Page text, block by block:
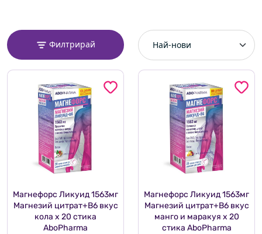
Филтрирай
Магнефорс Ликуид 1563мг
Магнезий цитрат+В6 вкус
кола х 20 стика
AboPharma
Магнефорс Ликуид 1563мг
Магнезий цитрат+В6 вкус
манго и маракуя х 20
стика AboPharma